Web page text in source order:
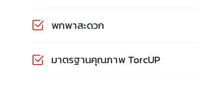
พกพาสะดวก
มาตรฐานคุณภาพ TorcUP